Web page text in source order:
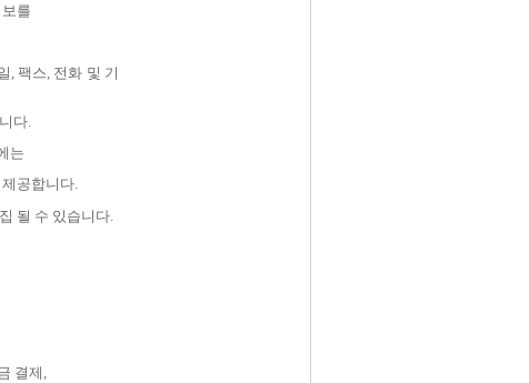
를
,팩스, 전화 및 기
다
는
공합니다.
될 수 있습니다
결제 ,